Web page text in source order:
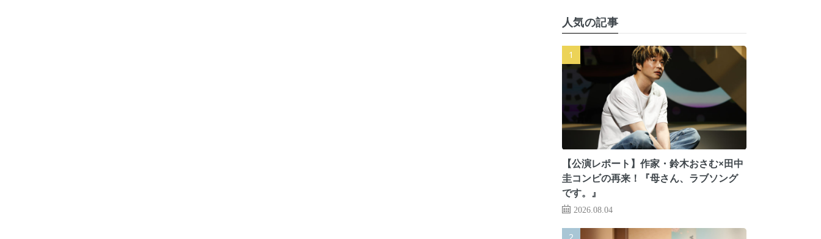
人気の記事
【公演レポート】作家・鈴木おさむ×田中
圭コンビの再来！『母さん、ラブソング
です。』
2026.08.04